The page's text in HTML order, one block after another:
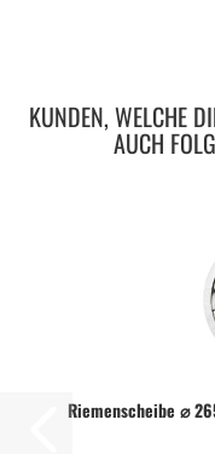
KUNDEN, WELCHE
AUCH
Riemenscheibe ⌀